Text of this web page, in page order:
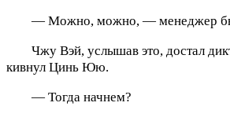
— Можно, можно, — менеджер
Чжу Вэй, услышав это, достал
кивнул Цинь Юю.
— Тогда начнем?